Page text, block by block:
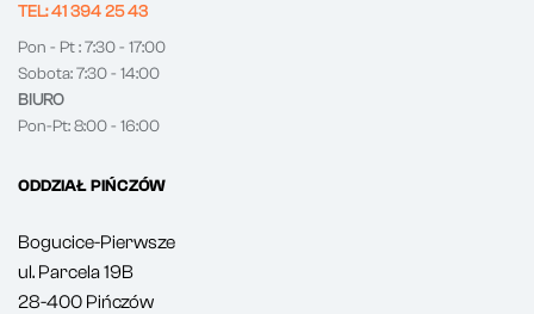
TEL: 41 394 25 43
Pon - Pt : 7:30 - 17:00
Sobota: 7:30 - 14:00
BIURO
Pon-Pt: 8:00 - 16:00
ODDZIAŁ PIŃCZÓW
Bogucice-Pierwsze
ul. Parcela 19B
28-400 Pińczów